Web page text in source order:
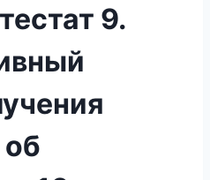
9.